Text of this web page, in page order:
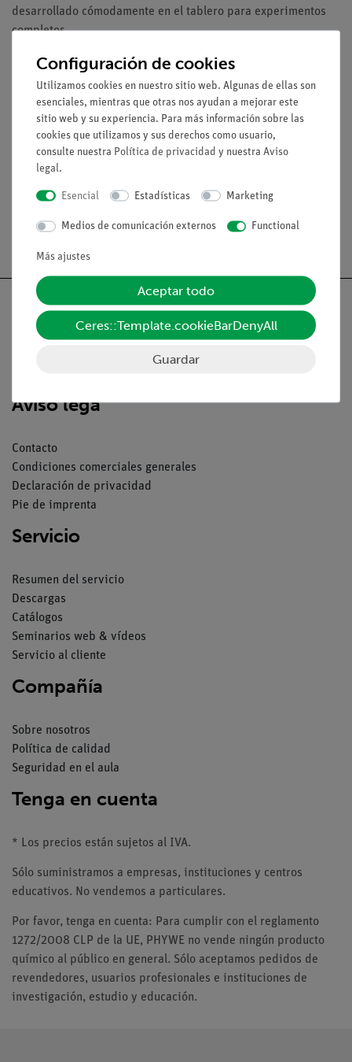
desarrollado cómodamente en el tablero para experimentos
completos.
Volumen de suministro
Medios / Descargas
Envío gratuito a partir de 300,- €.
Aviso lega
Contacto
Condiciones comerciales generales
Declaración de privacidad
Pie de imprenta
Servicio
Resumen del servicio
Descargas
Catálogos
Seminarios web & vídeos
Servicio al cliente
Compañía
Sobre nosotros
Política de calidad
Seguridad en el aula
Tenga en cuenta
* Los precios están sujetos al IVA.
Sólo suministramos a empresas, instituciones y centros
educativos. No vendemos a particulares.
Por favor, tenga en cuenta: Para cumplir con el reglamento
1272/2008 CLP de la UE, PHYWE no vende ningún producto
químico al público en general. Sólo aceptamos pedidos de
revendedores, usuarios profesionales e instituciones de
investigación, estudio y educación.
Configuración de cookies
Utilizamos cookies en nuestro sitio web. Algunas de ellas son
esenciales, mientras que otras nos ayudan a mejorar este
sitio web y su experiencia. Para más información sobre las
cookies que utilizamos y sus derechos como usuario,
consulte nuestra Política de privacidad y nuestra Aviso
legal.
Esencial Estadísticas Marketing
Medios de comunicación externos Functional
Más ajustes
Aceptar todo
Ceres::Template.cookieBarDenyAll
Guardar